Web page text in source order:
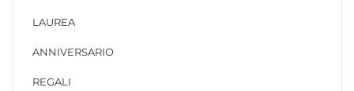
LAUREA
ANNIVERSARIO
REGALI